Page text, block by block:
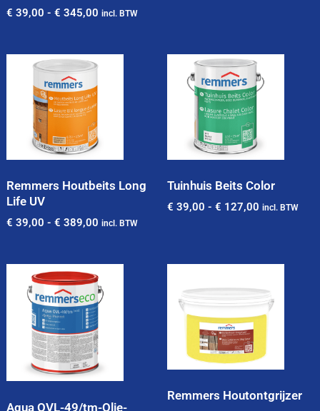
€ 39,00 - € 345,00 incl. BTW
Remmers Houtbeits Long
Life UV
€ 39,00 - € 389,00 incl. BTW
Tuinhuis Beits Color
€ 39,00 - € 127,00 incl. BTW
Aqua OVL-49/tm-Olie-
Remmers Houtontgrijzer